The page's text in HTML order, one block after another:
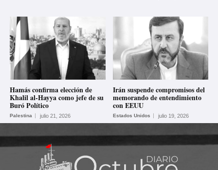
Hamás confirma elección de
Khalil al-Hayya como jefe de su
Buró Político
Palestina julio 21, 2026
Irán suspende compromisos del
memorando de entendimiento
con EEUU
Estados Unidos julio 19, 2026